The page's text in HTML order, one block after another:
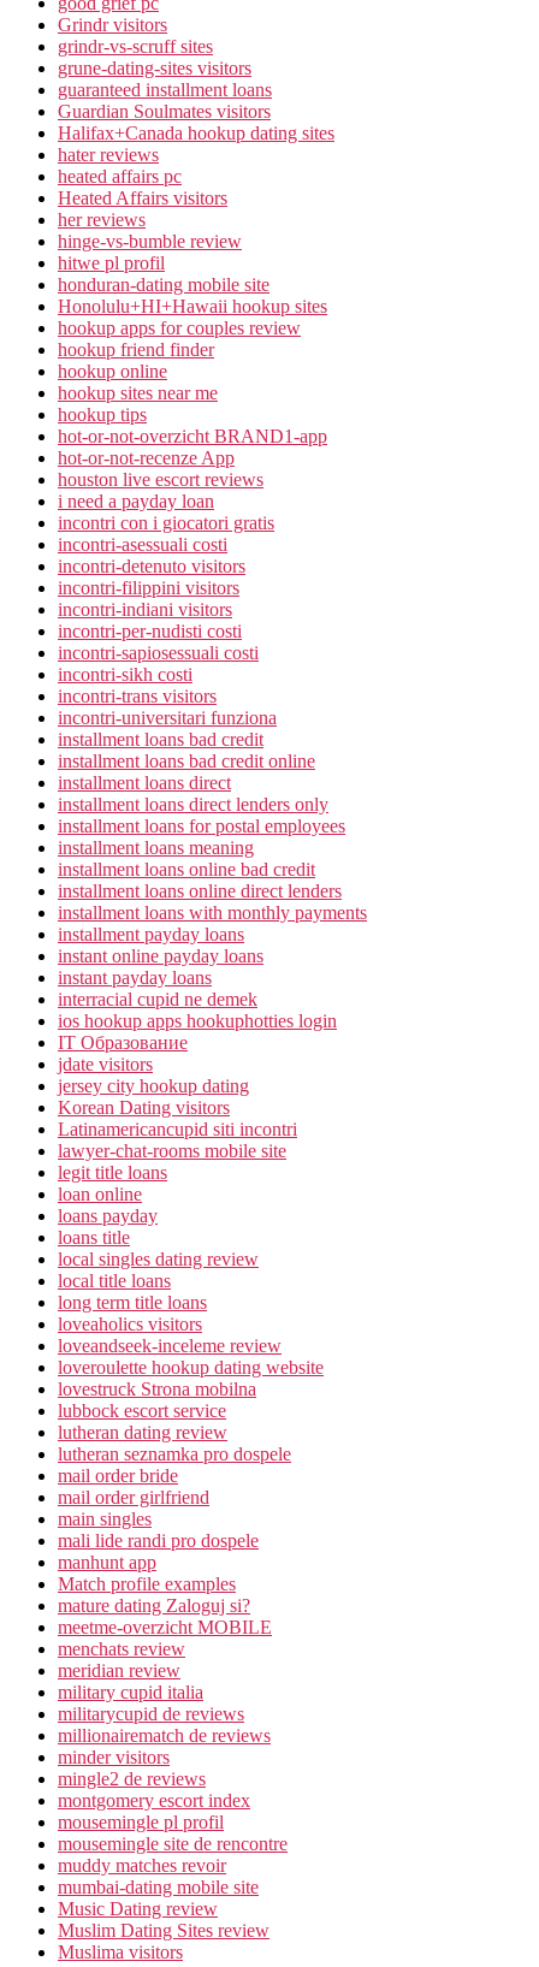
Grindr visitors
grindr-vs-scruff sites
grune-dating-sites visitors
guaranteed installment loans
Guardian Soulmates visitors
Halifax+Canada hookup dating sites
hater reviews
heated affairs pc
Heated Affairs visitors
her reviews
hinge-vs-bumble review
hitwe pl profil
honduran-dating mobile site
Honolulu+HI+Hawaii hookup sites
hookup apps for couples review
hookup friend finder
hookup online
hookup sites near me
hookup tips
hot-or-not-overzicht BRAND1-app
hot-or-not-recenze App
houston live escort reviews
i need a payday loan
incontri con i giocatori gratis
incontri-asessuali costi
incontri-detenuto visitors
incontri-filippini visitors
incontri-indiani visitors
incontri-per-nudisti costi
incontri-sapiosessuali costi
incontri-sikh costi
incontri-trans visitors
incontri-universitari funziona
installment loans bad credit
installment loans bad credit online
installment loans direct
installment loans direct lenders only
installment loans for postal employees
installment loans meaning
installment loans online bad credit
installment loans online direct lenders
installment loans with monthly payments
installment payday loans
instant online payday loans
instant payday loans
interracial cupid ne demek
ios hookup apps hookuphotties login
IT Образование
jdate visitors
jersey city hookup dating
Korean Dating visitors
Latinamericancupid siti incontri
lawyer-chat-rooms mobile site
legit title loans
loan online
loans payday
loans title
local singles dating review
local title loans
long term title loans
loveaholics visitors
loveandseek-inceleme review
loveroulette hookup dating website
lovestruck Strona mobilna
lubbock escort service
lutheran dating review
lutheran seznamka pro dospele
mail order bride
mail order girlfriend
main singles
mali lide randi pro dospele
manhunt app
Match profile examples
mature dating Zaloguj si?
meetme-overzicht MOBILE
menchats review
meridian review
military cupid italia
militarycupid de reviews
millionairematch de reviews
minder visitors
mingle2 de reviews
montgomery escort index
mousemingle pl profil
mousemingle site de rencontre
muddy matches revoir
mumbai-dating mobile site
Music Dating review
Muslim Dating Sites review
Muslima visitors